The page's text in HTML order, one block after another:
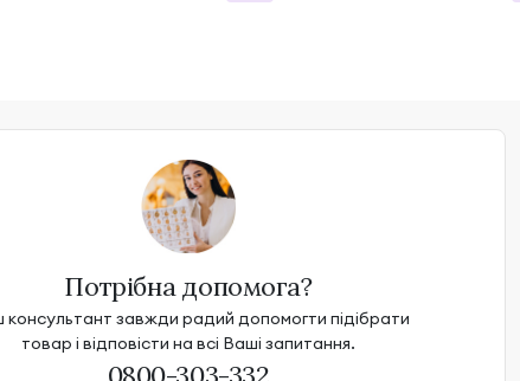
Потрібна допомога?
завжди радий допомогти підібрати
товар і відповісти на всі Ваші запитання.